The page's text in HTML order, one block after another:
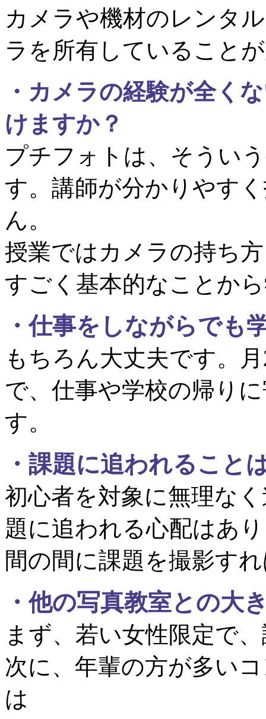
カメラや機材のレンタ
ラを所有していること
・ カメラの経験が全く
けますか？
プチフォトは、そうい
す。講師が分かりやす
ん。
授業ではカメラの持ち
すごく基本的なことか
・仕事をしながらでも
もちろん大丈夫です。
で、仕事や学校の帰り
す。
・ 課題に追われること
初心者を対象に無理な
題に追われる心配はあ
間の間に課題を撮影す
・他の写真教室との大
まず、若い女性限定で
次に、年輩の方が多い
は